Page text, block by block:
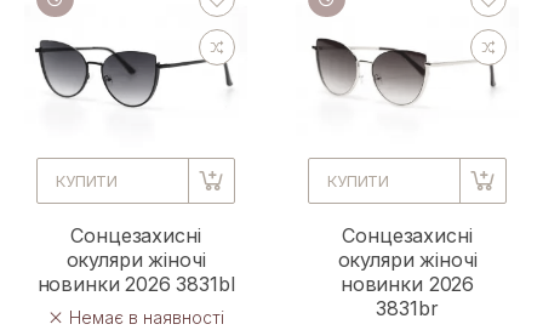
КУПИТИ
Сонцезахисні
окуляри жіночі
новинки 2026 3831bl
Немає в наявності
КУПИТИ
Сонцезахисні
окуляри жіночі
новинки 2026
3831br